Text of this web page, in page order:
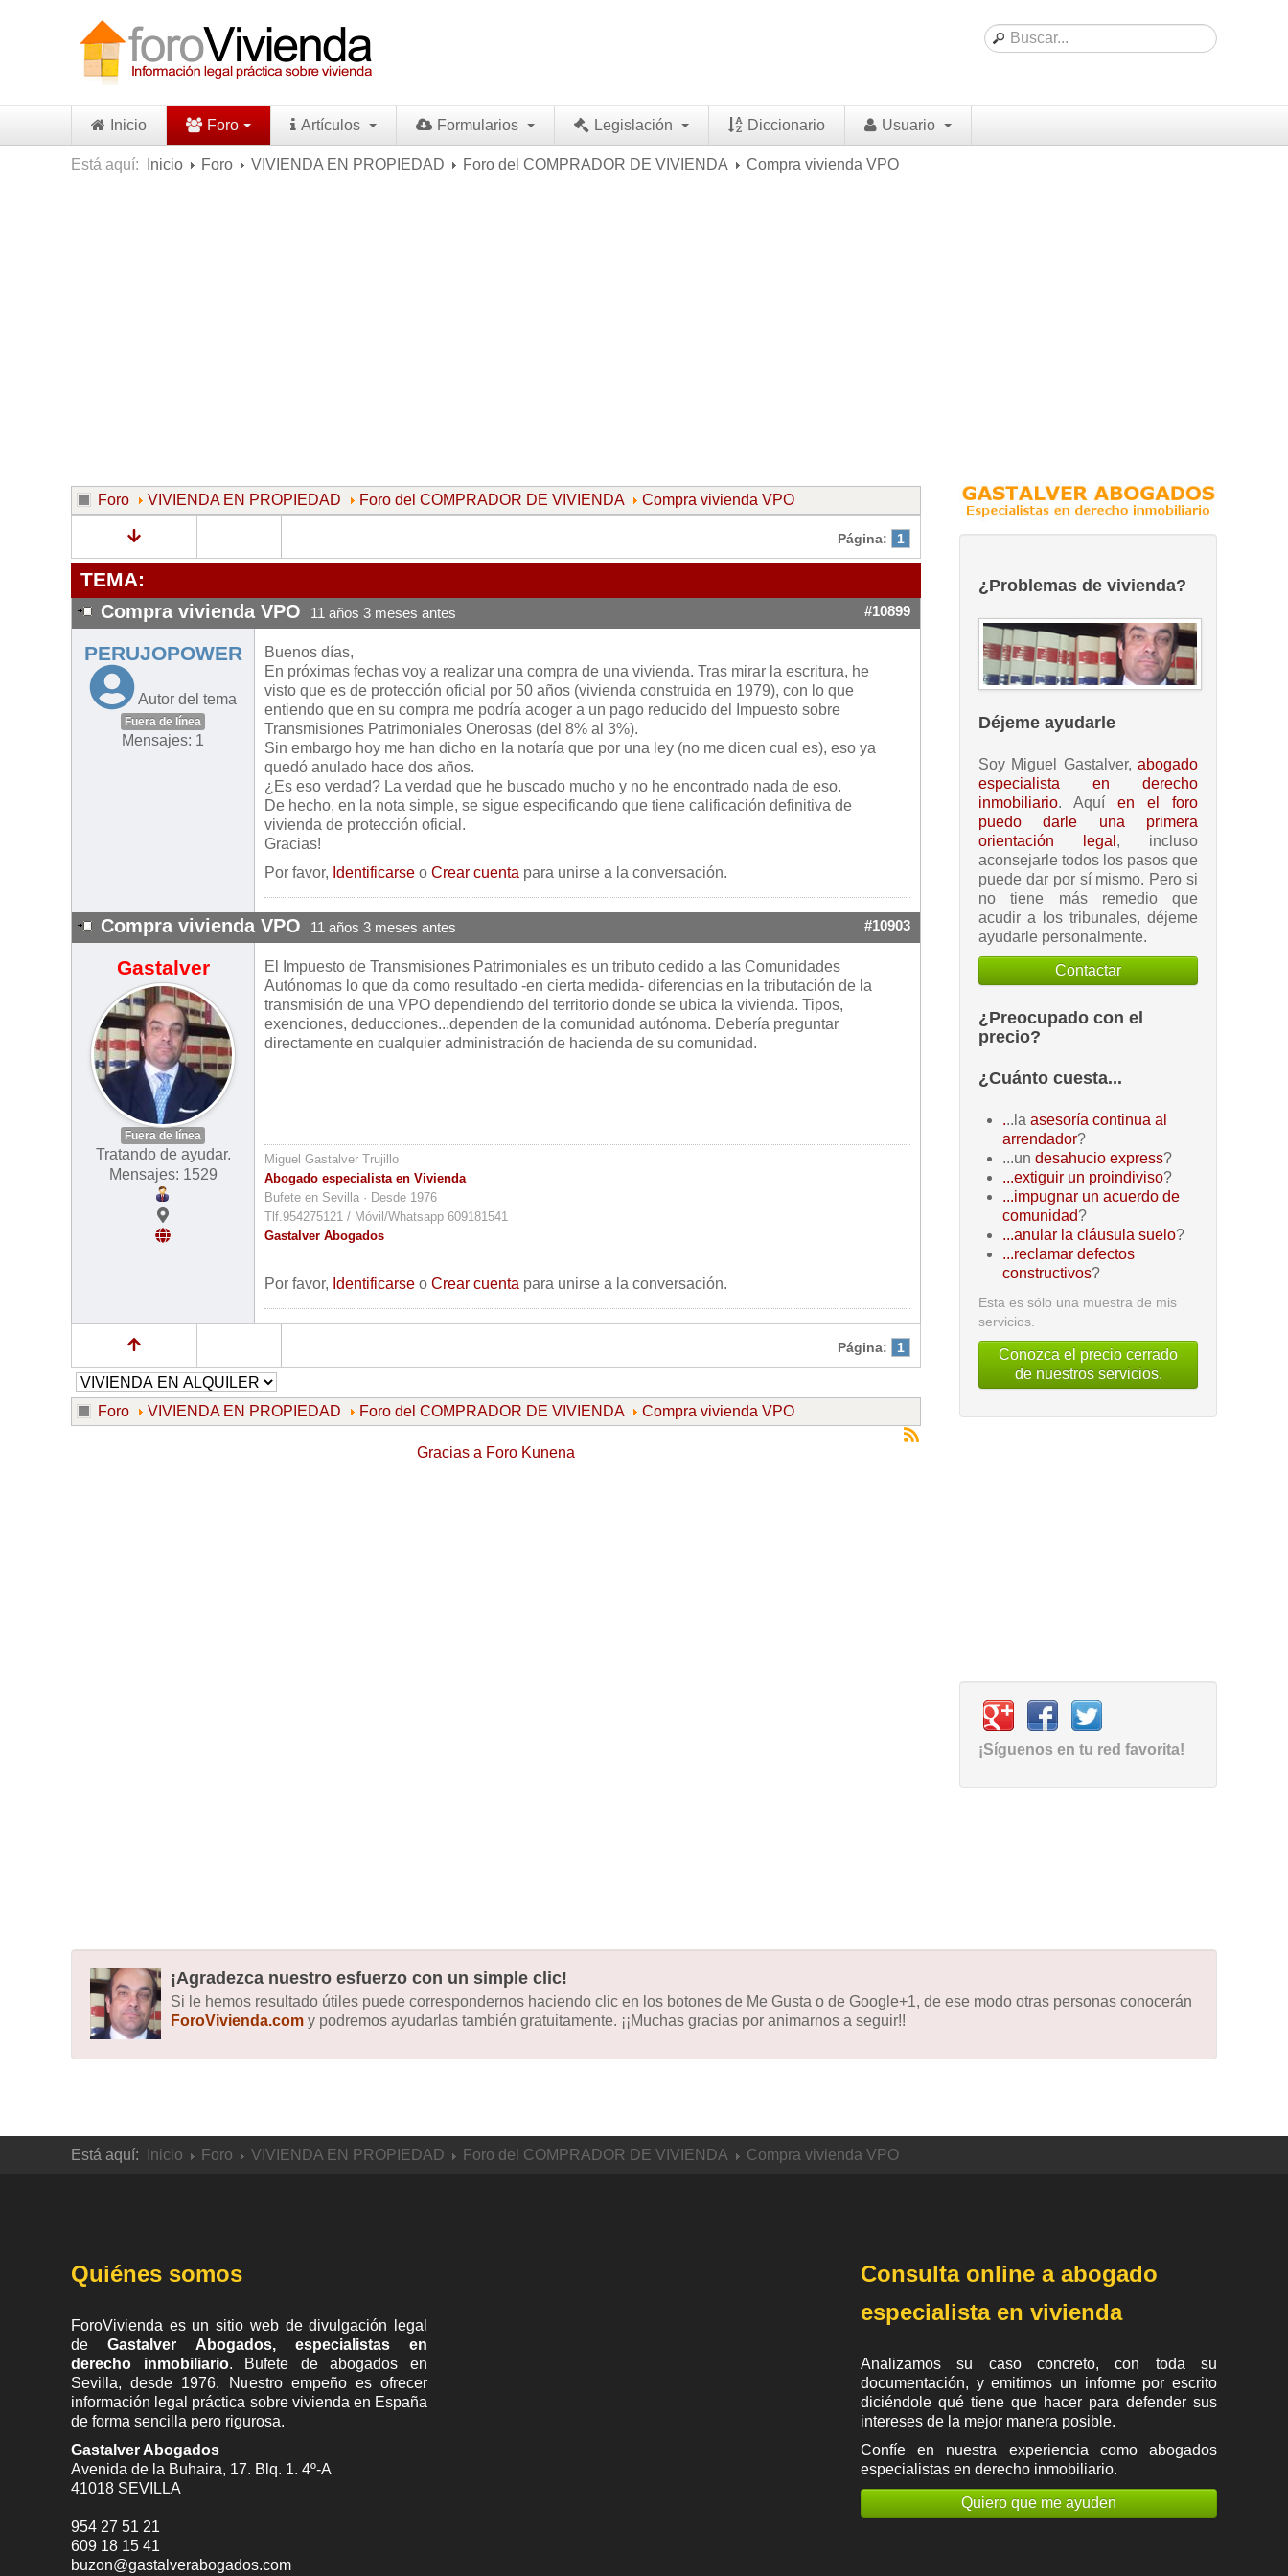
Inicio Foro Artículos Formularios Legislación Diccionario Usuario
Está aquí: Inicio Foro VIVIENDA EN PROPIEDAD Foro del COMPRADOR DE VIVIENDA Compra vivienda VPO
Foro VIVIENDA EN PROPIEDAD Foro del COMPRADOR DE VIVIENDA Compra vivienda VPO
Página: 1
TEMA:
Compra vivienda VPO 11 años 3 meses antes #10899
PERUJOPOWER
Autor del tema
Fuera de línea
Mensajes: 1
Buenos días,
En próximas fechas voy a realizar una compra de una vivienda. Tras mirar la escritura, he
visto que es de protección oficial por 50 años (vivienda construida en 1979), con lo que
entiendo que en su compra me podría acoger a un pago reducido del Impuesto sobre
Transmisiones Patrimoniales Onerosas (del 8% al 3%).
Sin embargo hoy me han dicho en la notaría que por una ley (no me dicen cual es), eso ya
quedó anulado hace dos años.
¿Es eso verdad? La verdad que he buscado mucho y no he encontrado nada de eso.
De hecho, en la nota simple, se sigue especificando que tiene calificación definitiva de
vivienda de protección oficial.
Gracias!
Por favor, Identificarse o Crear cuenta para unirse a la conversación.
Compra vivienda VPO 11 años 3 meses antes #10903
Gastalver
Fuera de línea
Tratando de ayudar.
Mensajes: 1529
El Impuesto de Transmisiones Patrimoniales es un tributo cedido a las Comunidades
Autónomas lo que da como resultado -en cierta medida- diferencias en la tributación de la
transmisión de una VPO dependiendo del territorio donde se ubica la vivienda. Tipos,
exenciones, deducciones...dependen de la comunidad autónoma. Debería preguntar
directamente en cualquier administración de hacienda de su comunidad.
Miguel Gastalver Trujillo
Abogado especialista en Vivienda
Bufete en Sevilla · Desde 1976
Tlf.954275121 / Móvil/Whatsapp 609181541
Gastalver Abogados
Por favor, Identificarse o Crear cuenta para unirse a la conversación.
Página: 1
Foro VIVIENDA EN PROPIEDAD Foro del COMPRADOR DE VIVIENDA Compra vivienda VPO
Gracias a Foro Kunena
¿Problemas de vivienda?
Déjeme ayudarle
Soy Miguel Gastalver, abogado
especialista en derecho
inmobiliario. Aquí en el foro
puedo darle una primera
orientación legal , incluso
aconsejarle todos los pasos que
puede dar por sí mismo. Pero si
no tiene más remedio que
acudir a los tribunales, déjeme
ayudarle personalmente.
Contactar
¿Preocupado con el
precio?
¿Cuánto cuesta...
...la asesoría continua al
arrendador?
...un desahucio express?
...extiguir un proindiviso?
...impugnar un acuerdo de
comunidad?
...anular la cláusula suelo?
...reclamar defectos
constructivos?
Esta es sólo una muestra de mis
servicios.
Conozca el precio cerrado
de nuestros servicios.
¡Síguenos en tu red favorita!
¡Agradezca nuestro esfuerzo con un simple clic!
Si le hemos resultado útiles puede correspondernos haciendo clic en los botones de Me Gusta o de Google+1, de ese modo otras personas conocerán
ForoVivienda.com y podremos ayudarlas también gratuitamente. ¡¡Muchas gracias por animarnos a seguir!!
Está aquí: Inicio Foro VIVIENDA EN PROPIEDAD Foro del COMPRADOR DE VIVIENDA Compra vivienda VPO
Quiénes somos
ForoVivienda es un sitio web de divulgación legal
deGastalver Abogados, especialistas en
derecho inmobiliario. Bufete deabogados en
Sevilla, desde 1976. Nuestro empeño es ofrecer
información legal práctica sobre vivienda en España
de forma sencilla pero rigurosa.
Gastalver Abogados
Avenida de la Buhaira, 17. Blq. 1. 4º-A
41018 SEVILLA
954 27 51 21
609 18 15 41
buzon@gastalverabogados.com
Consulta online a abogado
especialista en vivienda
Analizamos su caso concreto, con toda su
documentación, y emitimos un informe por escrito
diciéndole qué tiene que hacer para defender sus
intereses de la mejor manera posible.
Confíe en nuestra experiencia como abogados
especialistas en derecho inmobiliario.
Quiero que me ayuden